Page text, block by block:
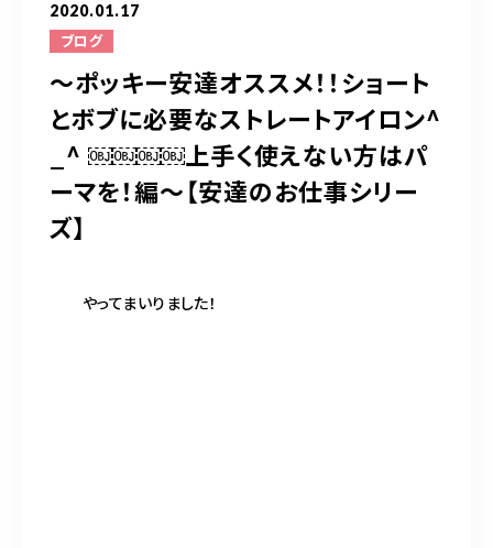
2020.01.17
ブログ
〜ポッキー安達オススメ！！ショート
とボブに必要なストレートアイロン^
_^ ￼￼￼￼上手く使えない方はパ
ーマを！編〜【安達のお仕事シリー
ズ】
やってまいりました！
STAFF〈anrio TIERRA〉
RECRUIT 求人・採用